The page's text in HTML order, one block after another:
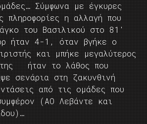
Σύμφωνα με έγκυρες
πληροφορίες η αλλαγή που
του Βασιλικού στο 81′
ήταν 4-1, όταν βγήκε ο
και μπήκε μεγαλύτερος
ήταν το λάθος που
σενάρια στη ζακυνθινή
από τις ομάδες που
(ΑΟ Λεβάντε και